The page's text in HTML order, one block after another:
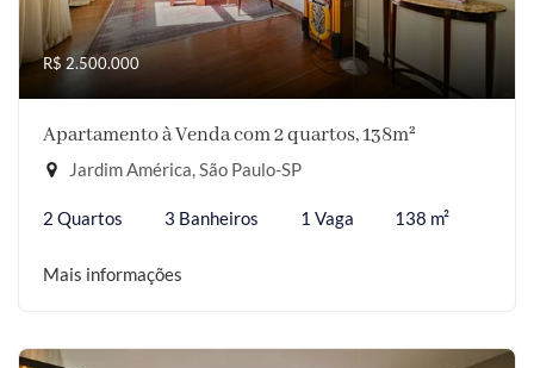
R$ 2.500.000
Apartamento à Venda com 2 quartos, 138m²
Jardim América, São Paulo-SP
2 Quartos 3 Banheiros 1 Vaga 138 m²
Mais informações